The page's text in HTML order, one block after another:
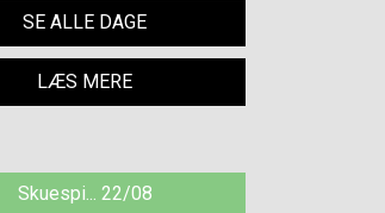
SE ALLE DAGE
LÆS MERE
Skuespi... 22/08